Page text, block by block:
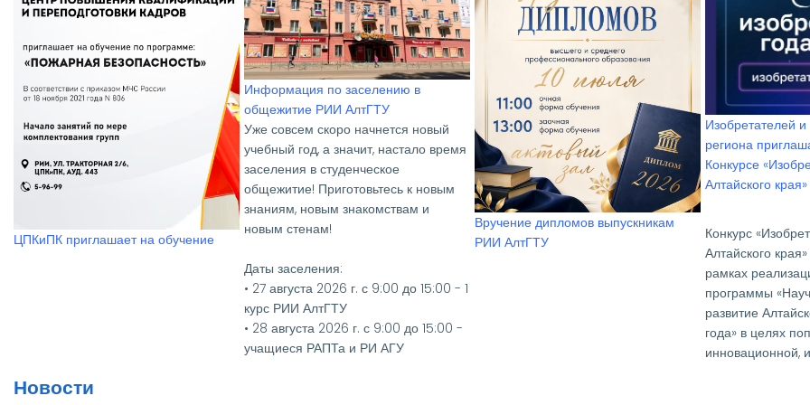
Центр изучения иностранных языков
"Глобус" приглашает на обучение
Идёт набор в войска беспилотных
систем Вооружённых сил Российской
Федерации
Приглашаем
конкурсе на
Национальной
Александра
Ежевского
Новости